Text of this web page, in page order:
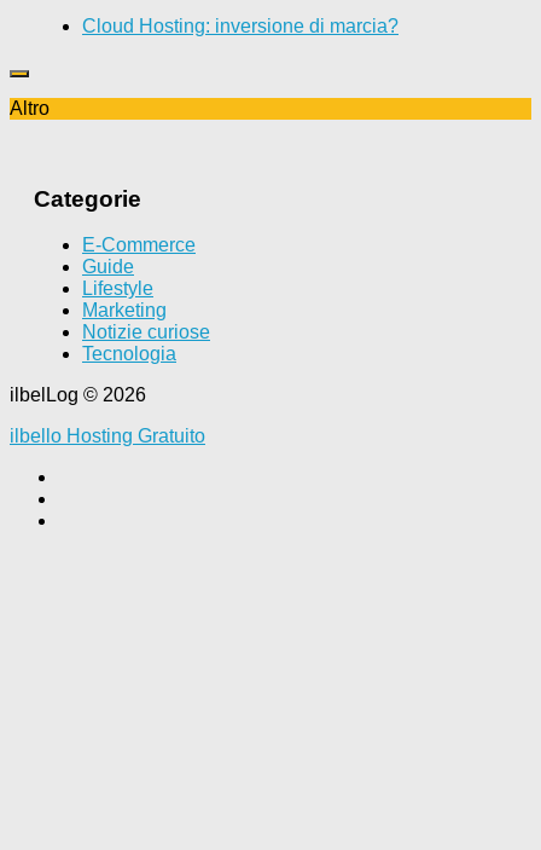
Cloud Hosting: inversione di marcia?
Altro
Categorie
E-Commerce
Guide
Lifestyle
Marketing
Notizie curiose
Tecnologia
ilbelLog © 2026
ilbello Hosting Gratuito